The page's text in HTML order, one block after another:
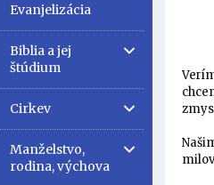
Evanjelizácia
Biblia a jej
štúdium
Cirkev
Manželstvo,
rodina, výchova